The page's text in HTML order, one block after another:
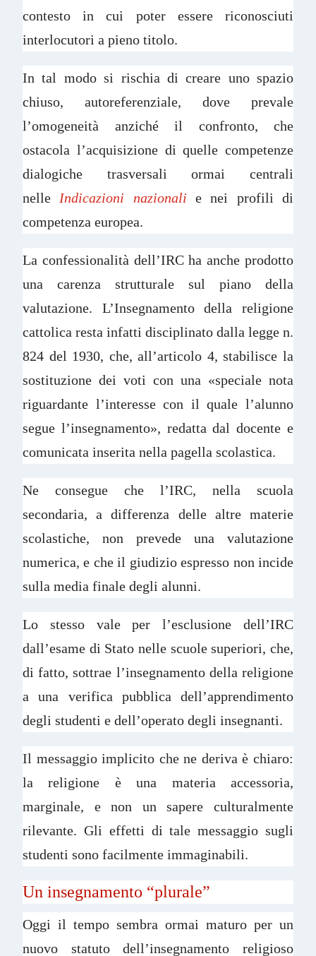
contesto in cui poter essere riconosciuti
interlocutori a pieno titolo.
In tal modo si rischia di creare uno spazio
chiuso, autoreferenziale, dove prevale
l’omogeneità anziché il confronto, che
ostacola l’acquisizione di quelle competenze
dialogiche trasversali ormai centrali
nelle Indicazioni nazionali e nei profili di
competenza europea.
La confessionalità dell’IRC ha anche prodotto
una carenza strutturale sul piano della
valutazione. L’Insegnamento della religione
cattolica resta infatti disciplinato dalla legge n.
824 del 1930, che, all’articolo 4, stabilisce la
sostituzione dei voti con una «speciale nota
riguardante l’interesse con il quale l’alunno
segue l’insegnamento», redatta dal docente e
comunicata inserita nella pagella scolastica.
Ne consegue che l’IRC, nella scuola
secondaria, a differenza delle altre materie
scolastiche, non prevede una valutazione
numerica, e che il giudizio espresso non incide
sulla media finale degli alunni.
Lo stesso vale per l’esclusione dell’IRC
dall’esame di Stato nelle scuole superiori, che,
di fatto, sottrae l’insegnamento della religione
a una verifica pubblica dell’apprendimento
degli studenti e dell’operato degli insegnanti.
Il messaggio implicito che ne deriva è chiaro:
la religione è una materia accessoria,
marginale, e non un sapere culturalmente
rilevante. Gli effetti di tale messaggio sugli
studenti sono facilmente immaginabili.
Un insegnamento “plurale”
Oggi il tempo sembra ormai maturo per un
nuovo statuto dell’insegnamento religioso